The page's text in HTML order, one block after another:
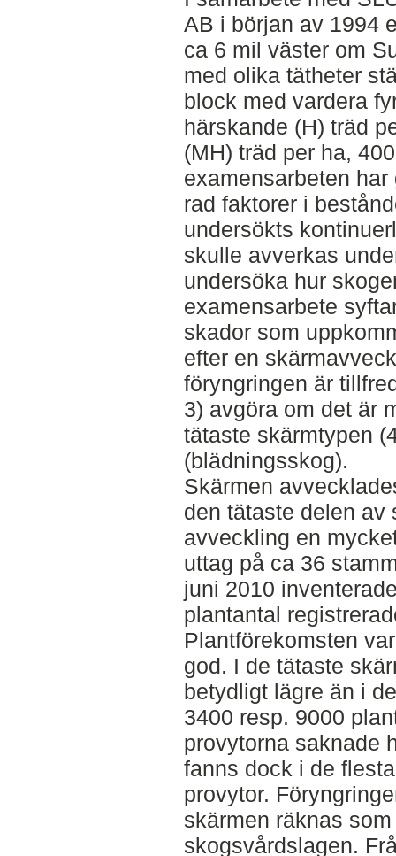
AB i början av 1994
ca 6 mil väster om
med olika tätheter
block med vardera
härskande (H) träd
(MH) träd per ha,
examensarbeten
rad faktorer i
undersökts
skulle avverkas
undersöka hur
examensarbete
skador som
efter en
föryngringen är
3) avgöra om det är
tätaste skärmtypen
(blädningsskog).
Skärmen
den tätaste delen av
avveckling en
uttag på ca 36
juni 2010
plantantal
Plantförekomsten
god. I de tätaste
betydligt lägre än i
3400 resp. 9000
provytorna saknade
fanns dock i de
provytor.
skärmen räknas
skogsvårdslagen.